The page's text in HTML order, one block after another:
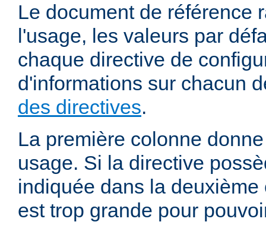
Le document de référence
l'usage, les valeurs par
chaque directive de
d'informations sur chacun
des directives.
La première colonne
usage. Si la directive
indiquée dans la
est trop grande pour